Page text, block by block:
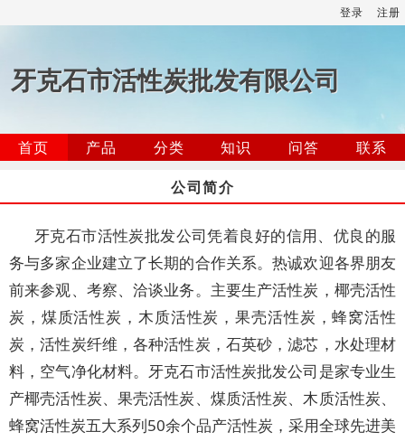
登录 注册
牙克石市活性炭批发有限公司
首页 产品 分类 知识 问答
联系
公司简介
牙克石市活性炭批发公司凭着良好的信用、优良的服
务与多家企业建立了长期的合作关系。热诚欢迎各界朋友
前来参观、考察、洽谈业务。主要生产活性炭，椰壳活性
炭，煤质活性炭，木质活性炭，果壳活性炭，蜂窝活性
炭，活性炭纤维，各种活性炭，石英砂，滤芯，水处理材
料，空气净化材料。牙克石市活性炭批发公司是家专业生
产椰壳活性炭、果壳活性炭、煤质活性炭、木质活性炭、
蜂窝活性炭五大系列50余个品产活性炭，采用全球先进美